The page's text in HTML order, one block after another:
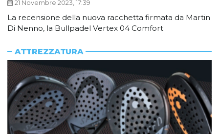
21 Novembre 2023, 17:39
La recensione della nuova racchetta firmata da Martin
Di Nenno, la Bullpadel Vertex 04 Comfort
ATTREZZATURA